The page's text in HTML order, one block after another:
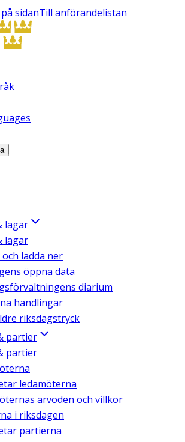
sidanTill anförandelistan
lagar
lagar
ladda ner
öppna data
diarium
handlingar
riksdagstryck
partier
partier
ledamöterna
arvoden och villkor
i riksdagen
partierna